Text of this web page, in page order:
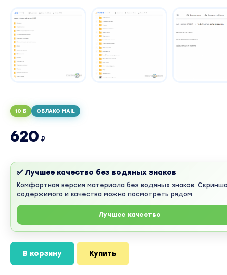
10 Б ОБЛАКО MAIL
620 ₽
✅ Лучшее качество без водяных знаков
Комфортная версия материала без водяных знаков.
содержимого и качества можно посмотреть рядом.
Лучшее качество
В корзину Купить